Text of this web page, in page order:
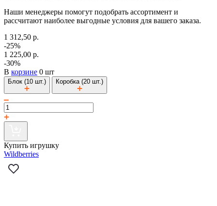
Наши менеджеры помогут подобрать ассортимент и
рассчитают наиболее выгодные условия для вашего заказа.
1 312,50 р.
-25%
1 225,00 р.
-30%
В корзине 0 шт
Блок (10 шт.) Коробка (20 шт.)
Купить игрушку
Wildberries